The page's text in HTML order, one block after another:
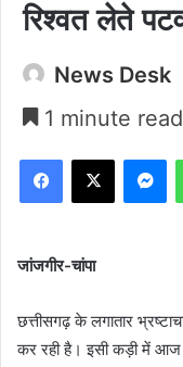
रिश्वत लेते
News Desk
1 minute read
Facebook
X
जांजगीर-चांपा
छत्तीसगढ़ के लगातार
कर रही है। इसी कड़ी में आज